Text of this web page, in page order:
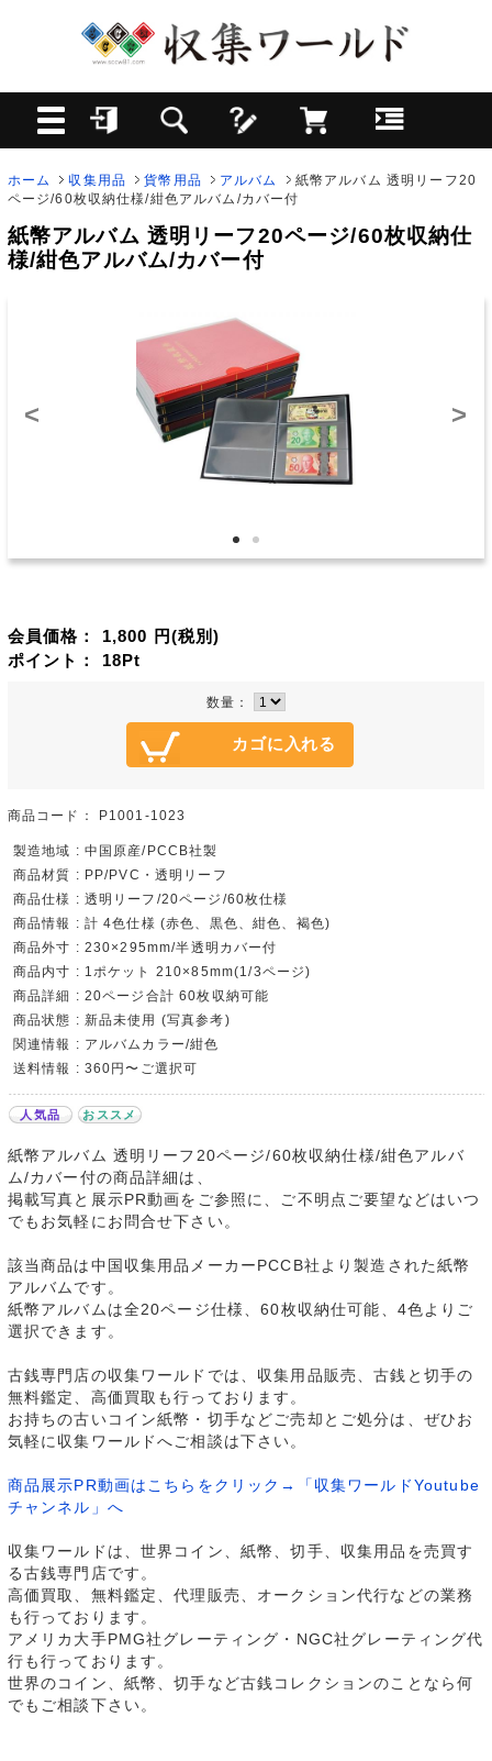
ホーム 収集用品 貨幣用品 アルバム
紙幣アルバム 透明リーフ20
ページ/60枚収納仕様/紺色アルバム/カバー付
紙幣アルバム 透明リーフ20ページ/60枚収納仕
様/紺色アルバム/カバー付
< >
会員価格： 1,800 円(税別)
ポイント： 18Pt
数量：
商品コード： P1001-1023
製造地域 : 中国原産/PCCB社製
商品材質 : PP/PVC・透明リーフ
商品仕様 : 透明リーフ/20ページ/60枚仕様
商品情報 : 計 4色仕様 (赤色、黒色、紺色、褐色)
商品外寸 : 230×295mm/半透明カバー付
商品内寸 : 1ポケット 210×85mm(1/3ページ)
商品詳細 : 20ページ合計 60枚収納可能
商品状態 : 新品未使用 (写真参考)
関連情報 : アルバムカラー/紺色
送料情報 : 360円〜ご選択可
人気品 おススメ
紙幣アルバム 透明リーフ20ページ/60枚収納仕様/紺色アルバ
ム/カバー付の商品詳細は、
掲載写真と展示PR動画をご参照に、ご不明点ご要望などはいつ
でもお気軽にお問合せ下さい。
該当商品は中国収集用品メーカーPCCB社より製造された紙幣
アルバムです。
紙幣アルバムは全20ページ仕様、60枚収納仕可能、4色よりご
選択できます。
古銭専門店の収集ワールドでは、収集用品販売、古銭と切手の
無料鑑定、高価買取も行っております。
お持ちの古いコイン紙幣・切手などご売却とご処分は、ぜひお
気軽に収集ワールドへご相談は下さい。
商品展示PR動画はこちらをクリック→「収集ワールドYoutube
チャンネル」へ
収集ワールドは、世界コイン、紙幣、切手、収集用品を売買す
る古銭専門店です。
高価買取、無料鑑定、代理販売、オークション代行などの業務
も行っております。
アメリカ大手PMG社グレーティング・NGC社グレーティング代
行も行っております。
世界のコイン、紙幣、切手など古銭コレクションのことなら何
でもご相談下さい。